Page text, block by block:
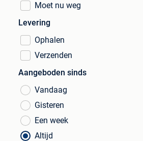
Moet nu weg
Levering
Ophalen
Verzenden
Aangeboden sinds
Vandaag
Gisteren
Een week
Altijd